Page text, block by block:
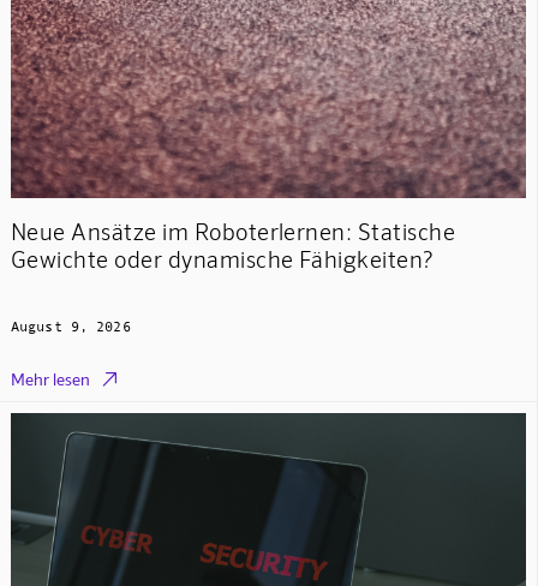
Neue Ansätze im Roboterlernen: Statische
Gewichte oder dynamische Fähigkeiten?
August 9, 2026
Mehr lesen 